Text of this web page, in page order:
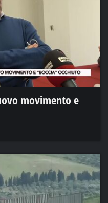
movimento e